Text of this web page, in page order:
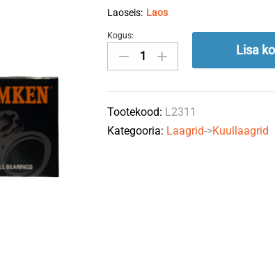
Laoseis: Laos
Laager
N311
55x120x29
quantity
Kogus:
Lisa
Tootekood: L2311
Kategooria: Laagrid->Kuullaagrid